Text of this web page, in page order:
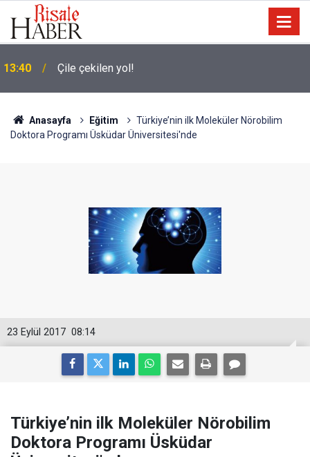
13:30
çocuk sayısı son bir yılda iki katına çıktı
Anasayfa Eğitim
Türkiye’nin ilk Moleküler Nörobilim
Doktora Programı Üsküdar Üniversitesi'nde
08:14
23 Eylül 2017
Türkiye’nin ilk Moleküler Nörobilim
Doktora Programı Üsküdar